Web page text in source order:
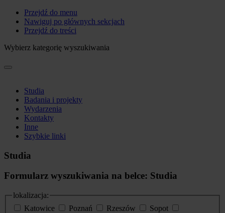
Przejdź do menu
Nawiguj po głównych sekcjach
Przejdź do treści
Wybierz kategorię wyszukiwania
Studia
Badania i projekty
Wydarzenia
Kontakty
Inne
Szybkie linki
Studia
Formularz wyszukiwania na belce: Studia
lokalizacja:
Katowice
Poznań Rzeszów
Sopot